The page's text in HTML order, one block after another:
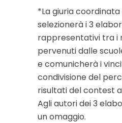
*La giuria
selezionerà i 3
rappresentativi tra i
pervenuti dalle
e comunicherà i
condivisione del
risultati del contest
Agli autori dei 3
un omaggio.